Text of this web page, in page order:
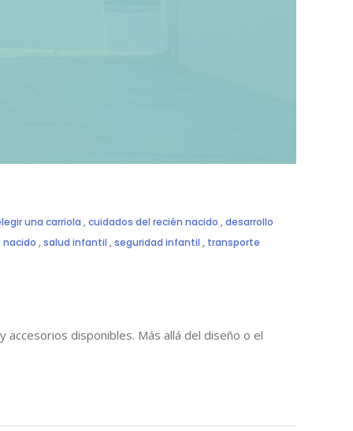
una carriola ,cuidados del recién nacido ,desarrollo
nacido ,salud infantil ,seguridad infantil , transporte
accesorios disponibles. Más allá del diseño o el